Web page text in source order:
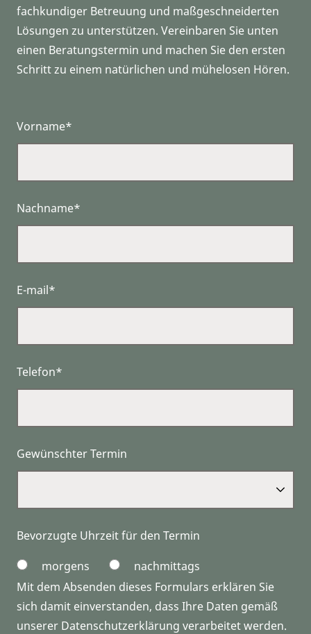
fachkundiger Betreuung und maßgeschneiderten
Lösungen zu unterstützen. Vereinbaren Sie unten
einen Beratungstermin und machen Sie den ersten
Schritt zu einem natürlichen und mühelosen Hören.
Vorname*
Nachname*
E-mail*
Telefon*
Gewünschter Termin
Bevorzugte Uhrzeit für den Termin
morgens
nachmittags
Mit dem Absenden dieses Formulars erklären Sie
sich damit einverstanden, dass Ihre Daten gemäß
unserer Datenschutzerklärung verarbeitet werden.